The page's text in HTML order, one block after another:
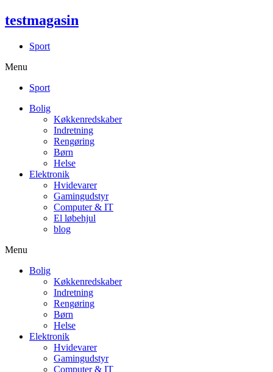
testmagasin
Sport
Menu
Sport
Bolig
Køkkenredskaber
Indretning
Rengøring
Børn
Helse
Elektronik
Hvidevarer
Gamingudstyr
Computer & IT
El løbehjul
blog
Menu
Bolig
Køkkenredskaber
Indretning
Rengøring
Børn
Helse
Elektronik
Hvidevarer
Gamingudstyr
Computer & IT